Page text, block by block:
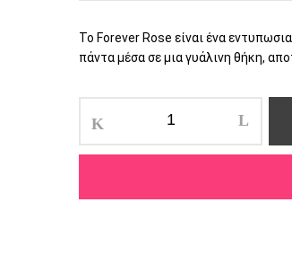
Το Forever Rose είναι ένα
πάντα μέσα σε μια γυάλινη θήκη,
Rose
σε